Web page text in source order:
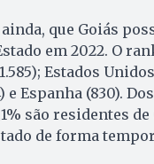
que Goiás
em 2022. O
Estados Unidos
e Espanha (830).
são residentes de
de forma